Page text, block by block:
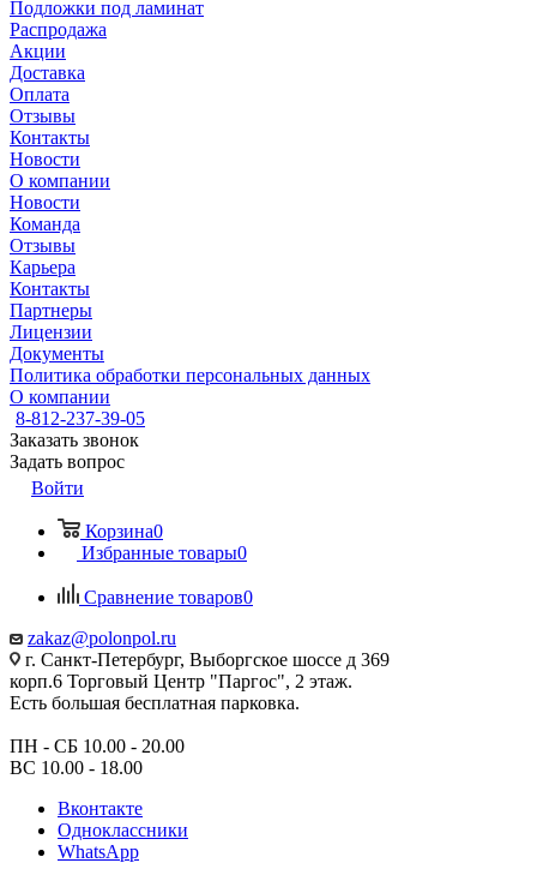
Подложки под ламинат
Распродажа
Акции
Доставка
Оплата
Отзывы
Контакты
Новости
О компании
Новости
Команда
Отзывы
Карьера
Контакты
Партнеры
Лицензии
Документы
Политика обработки персональных данных
О компании
8-812-237-39-05
Заказать звонок
Задать вопрос
Войти
Корзина0
Избранные товары0
Сравнение товаров0
zakaz@polonpol.ru
г. Санкт-Петербург, Выборгское шоссе д 369
корп.6 Торговый Центр "Паргос", 2 этаж.
Есть большая бесплатная парковка.
ПН - СБ 10.00 - 20.00
ВС 10.00 - 18.00
Вконтакте
Одноклассники
WhatsApp